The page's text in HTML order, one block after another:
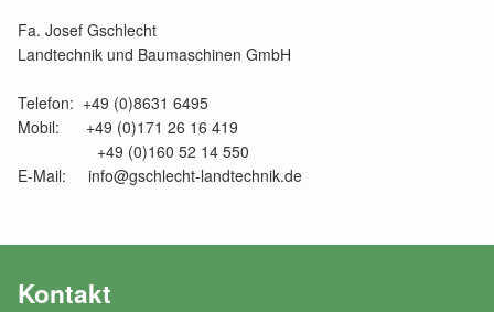
Fa. Josef Gschlecht
Landtechnik und Baumaschinen GmbH
Telefon: +49 (0)8631 6495
Mobil: +49 (0)171 26 16 419
+49 (0)160 52 14 550
E-Mail: info@gschlecht-landtechnik.de
Kontakt